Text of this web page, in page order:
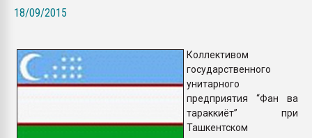
18/09/2015
Коллективом
государственного
унитарного
предприятия “Фан ва
тараккиёт” при
Ташкентском